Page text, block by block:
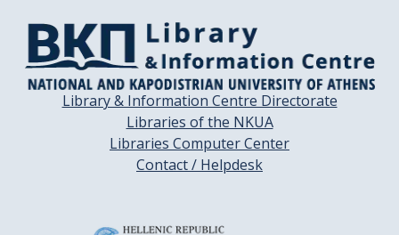
Library & Information Centre Directorate
Libraries of the NKUA
Libraries Computer Center
Contact / Helpdesk